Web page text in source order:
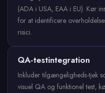
(ADA i USA, EAA i EU). Kør
for at identificere
risici.
QA-testintegration
Inkluder tilgængeligheds-tjek
visuel QA og funktionel test,